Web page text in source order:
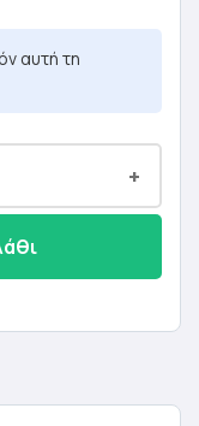
αυτή τη
+